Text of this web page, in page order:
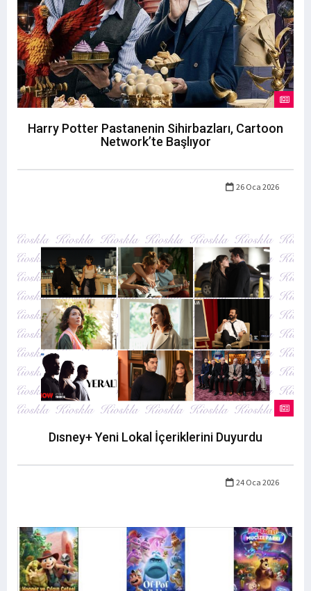
Harry Potter Pastanenin Sihirbazları, Cartoon
Network’te Başlıyor
26 Oca 2026
Dısney+ Yeni Lokal İçeriklerini Duyurdu
24 Oca 2026